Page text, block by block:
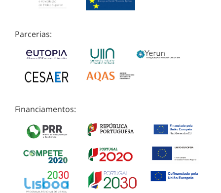
Parcerias:
Financiamentos: